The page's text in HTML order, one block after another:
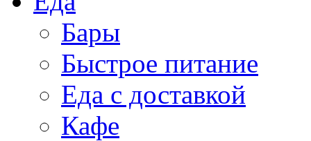
Бары
Быстрое питание
Еда с доставкой
Кафе